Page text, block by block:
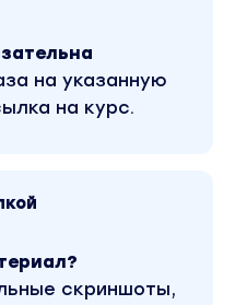
на указанную
на курс.
скриншоты,